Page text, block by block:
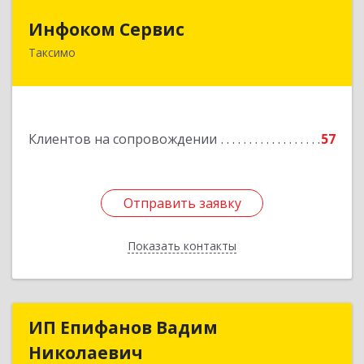
Инфоком Сервис
Таксимо
Клиентов на сопровождении 57
Отправить заявку
Показать контакты
671560, Республика Бурятия, Муйский р-н, пгт.
Отправить заявку
Назад
ИП Епифанов Вадим
Николаевич
ИП Епифанов Вадим